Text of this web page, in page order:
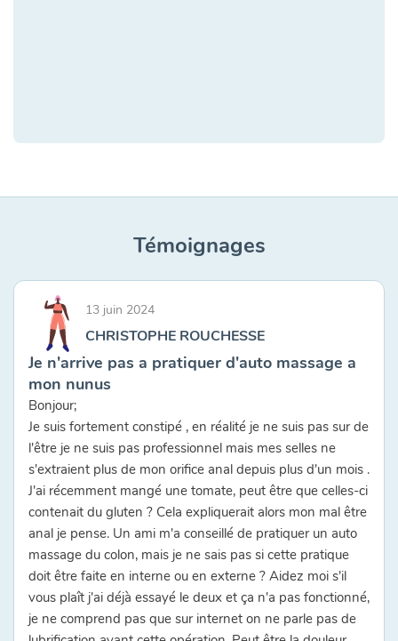
Témoignages
13 juin 2024
CHRISTOPHE ROUCHESSE
Je n'arrive pas a pratiquer d'auto massage a
mon nunus
Bonjour;
Je suis fortement constipé , en réalité je ne suis pas sur de
l'être je ne suis pas professionnel mais mes selles ne
s'extraient plus de mon orifice anal depuis plus d'un mois .
J'ai récemment mangé une tomate, peut être que celles-ci
contenait du gluten ? Cela expliquerait alors mon mal être
anal je pense. Un ami m'a conseillé de pratiquer un auto
massage du colon, mais je ne sais pas si cette pratique
doit être faite en interne ou en externe ? Aidez moi s'il
vous plaît j'ai déjà essayé le deux et ça n'a pas fonctionné,
je ne comprend pas que sur internet on ne parle pas de